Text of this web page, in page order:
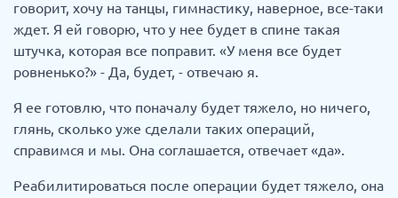
говорит, хочу на танцы, гимнастику, наверное, все-таки
ждет. Я ей говорю, что у нее будет в спине такая
штучка, которая все поправит. «У меня все будет
ровненько?» - Да, будет, - отвечаю я.
Я ее готовлю, что поначалу будет тяжело, но ничего,
глянь, сколько уже сделали таких операций,
справимся и мы. Она соглашается, отвечает «да».
Реабилитироваться после операции будет тяжело, она